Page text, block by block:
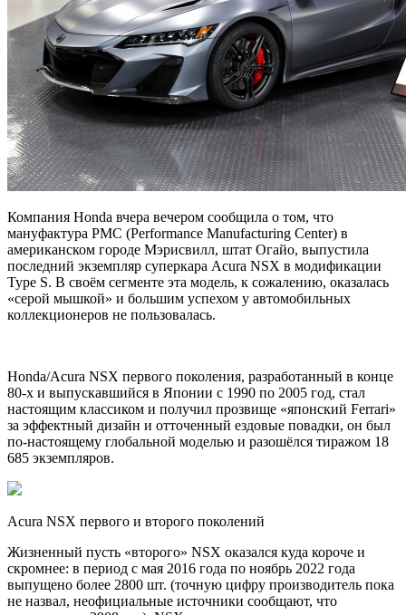
Компания Honda вчера вечером сообщила о том, что
мануфактура PMC (Performance Manufacturing Center) в
американском городе Мэрисвилл, штат Огайо, выпустила
последний экземпляр суперкара Acura NSX в модификации
Type S. В своём сегменте эта модель, к сожалению, оказалась
«серой мышкой» и большим успехом у автомобильных
коллекционеров не пользовалась.
Honda/Acura NSX первого поколения, разработанный в конце
80-х и выпускавшийся в Японии с 1990 по 2005 год, стал
настоящим классиком и получил прозвище «японский Ferrari»
за эффектный дизайн и отточенный ездовые повадки, он был
по-настоящему глобальной моделью и разошёлся тиражом 18
685 экземпляров.
Acura NSX первого и второго поколений
Жизненный пусть «второго» NSX оказался куда короче и
скромнее: в период с мая 2016 года по ноябрь 2022 года
выпущено более 2800 шт. (точную цифру производитель пока
не назвал, неофициальные источники сообщают, что